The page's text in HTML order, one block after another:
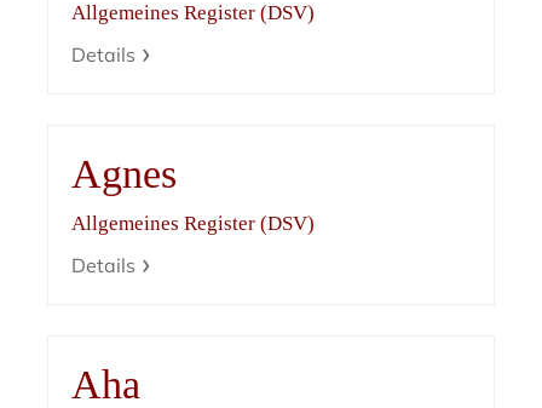
Allgemeines Register (DSV)
Details
Agnes
Allgemeines Register (DSV)
Details
Aha